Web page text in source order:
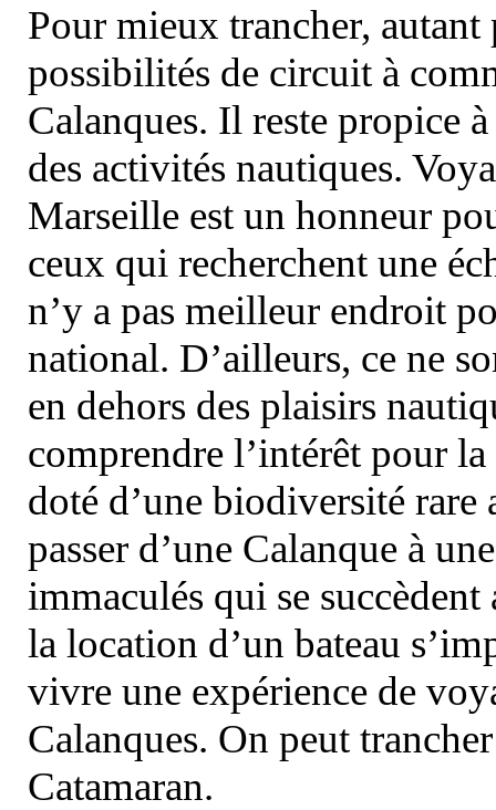
Pour mieux trancher, autant
possibilités de circuit à
Calanques. Il reste propice
des activités nautiques.
Marseille est un honneur
ceux qui recherchent une
n’y a pas meilleur endroit
national. D’ailleurs, ce ne
en dehors des plaisirs
comprendre l’intérêt pour
doté d’une biodiversité
passer d’une Calanque à
immaculés qui se
la location d’un bateau
vivre une expérience de
Calanques. On peut
Catamaran.